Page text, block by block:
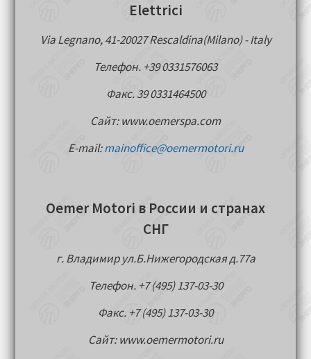
Elettrici
Via Legnano, 41-20027 Rescaldina(Milano) - Italy
Телефон. +39 0331576063
Факс. 39 0331464500
Сайт: www.oemerspa.com
E-mail:mainoffice@oemermotori.ru
Oemer Motori в России и странах
СНГ
г. Владимир ул.Б.Нижегородская д.77a
Телефон. +7 (495) 137-03-30
Факс. +7 (495) 137-03-30
Сайт: www.oemermotori.ru